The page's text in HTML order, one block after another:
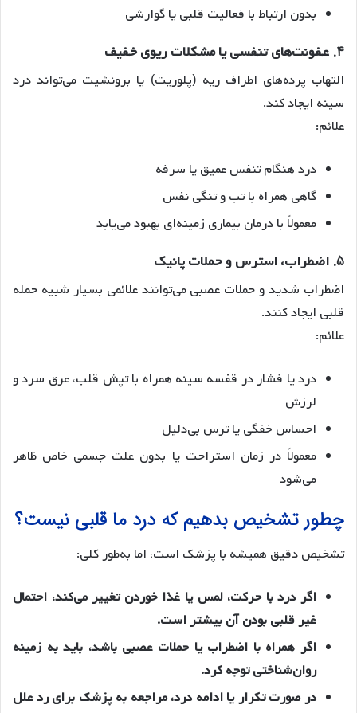
بدون ارتباط با فعالیت قلبی یا گوارشی
۴. عفونت‌های تنفسی یا مشکلات ریوی خفیف
التهاب پرده‌های اطراف ریه (پلوریت) یا برونشیت می‌تواند درد
سینه ایجاد کند.
علائم:
درد هنگام تنفس عمیق یا سرفه
گاهی همراه با تب و تنگی نفس
معمولاً با درمان بیماری زمینه‌ای بهبود می‌یابد
۵. اضطراب، استرس و حملات پانیک
اضطراب شدید و حملات عصبی می‌توانند علائمی بسیار شبیه حمله
قلبی ایجاد کنند.
علائم:
درد یا فشار در قفسه سینه همراه با تپش قلب، عرق سرد و
لرزش
احساس خفگی یا ترس بی‌دلیل
معمولاً در زمان استراحت یا بدون علت جسمی خاص ظاهر
می‌شود
چطور تشخیص بدهیم که درد ما قلبی نیست؟
تشخیص دقیق همیشه با پزشک است، اما به‌طور کلی:
اگر درد با حرکت، لمس یا غذا خوردن تغییر می‌کند، احتمال
غیر قلبی بودن آن بیشتر است.
اگر همراه با اضطراب یا حملات عصبی باشد، باید به زمینه
روان‌شناختی توجه کرد.
در صورت تکرار یا ادامه درد، مراجعه به پزشک برای رد علل